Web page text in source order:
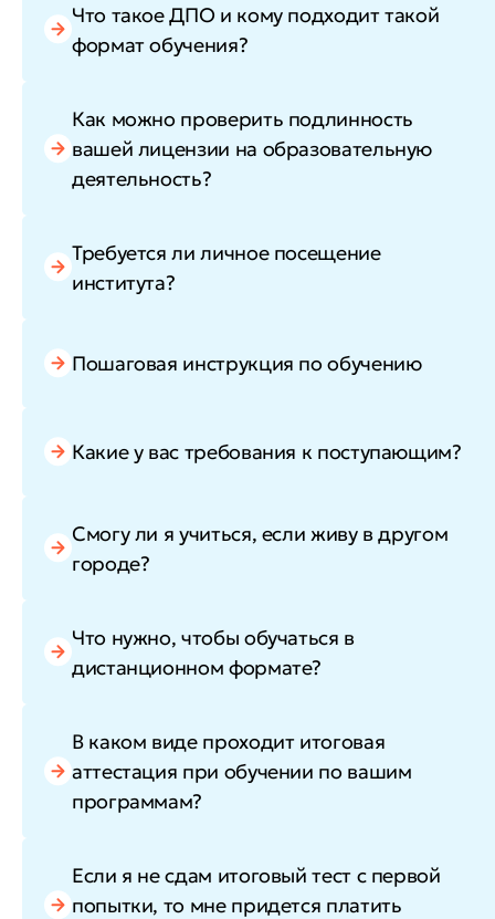
Что такое ДПО и кому подходит такой
формат обучения?
Как можно проверить подлинность
вашей лицензии на образовательную
деятельность?
Требуется ли личное посещение
института?
Пошаговая инструкция по обучению
Какие у вас требования к поступающим?
Смогу ли я учиться, если живу в другом
городе?
Что нужно, чтобы обучаться в
дистанционном формате?
В каком виде проходит итоговая
аттестация при обучении по вашим
программам?
Если я не сдам итоговый тест с первой
попытки, то мне придется платить